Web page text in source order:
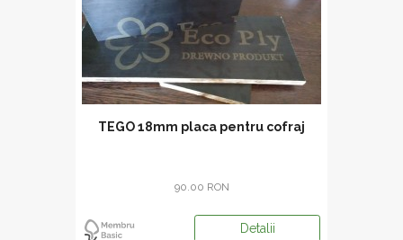
TEGO 18mm placa pentru cofraj
90.00 RON
Detalii